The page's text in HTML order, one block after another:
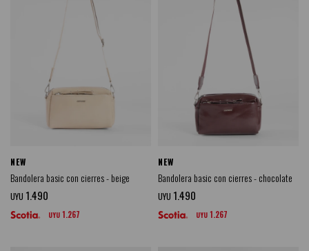
NEW
Bandolera basic con cierres - beige
UYU 1.490
UYU 1.267
NEW
Bandolera basic con cierres - chocolate
UYU 1.490
UYU 1.267